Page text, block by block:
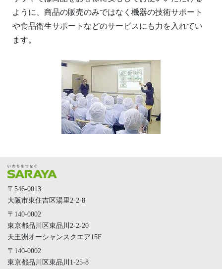
ように、商品の販売のみではなく機器の技術サポート
や食品衛生サポートなどのサービスにも力を入れてい
ます。
〒546-0013
大阪市東住吉区湯里2-2-8
〒140-0002
東京都品川区東品川2-2-20
天王洲オーシャンスクエア15F
〒140-0002
東京都品川区東品川1-25-8